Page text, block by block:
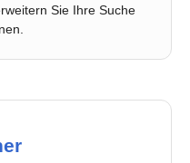
Sie Ihre Suche